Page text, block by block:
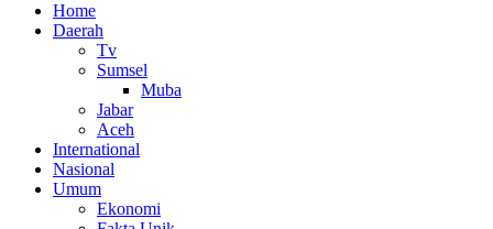
Home
Daerah
Tv
Sumsel
Muba
Jabar
Aceh
International
Nasional
Umum
Ekonomi